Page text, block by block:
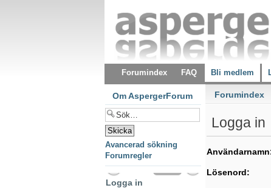
Forumindex FAQ Bli medlem
Forumindex
Logga in
Lösenord:
Om AspergerForum
Avancerad sökning
Forumregler
Logga in